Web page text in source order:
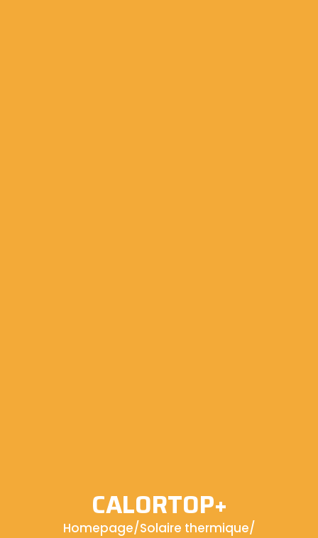
CALORTOP+
Homepage/Solaire thermique/